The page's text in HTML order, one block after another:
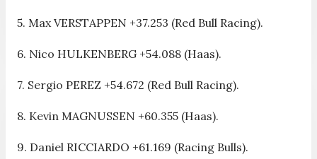
5. Max VERSTAPPEN +37.253 (Red Bull Racing).
6. Nico HULKENBERG +54.088 (Haas).
7. Sergio PEREZ +54.672 (Red Bull Racing).
8. Kevin MAGNUSSEN +60.355 (Haas).
9. Daniel RICCIARDO +61.169 (Racing Bulls).